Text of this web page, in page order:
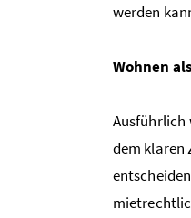
werden
Wohnen
Ausführlich
dem klaren